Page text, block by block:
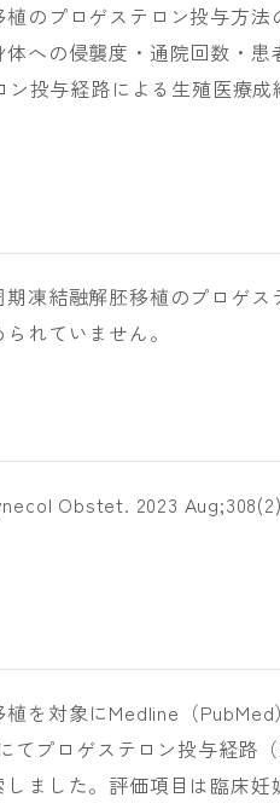
のプロゲステロン投与方
への侵襲度・通院回数・
投与経路による生殖医療
凍結融解胚移植のプロゲ
れていません。
Obstet. 2023
を対象にMedline（
てプロゲステロン投与経路
ました。評価項目は臨床妊